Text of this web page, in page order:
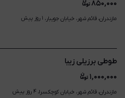
۸۵۰,۰۰۰
مازندران، قائم شهر، خیابان جویبار، ۱ روز پیش
طوطی برزیلی زیبا
۱,۰۰۰,۰۰۰
مازندران، قائم شهر، خیابان کوچکسرا، ۴ روز پیش